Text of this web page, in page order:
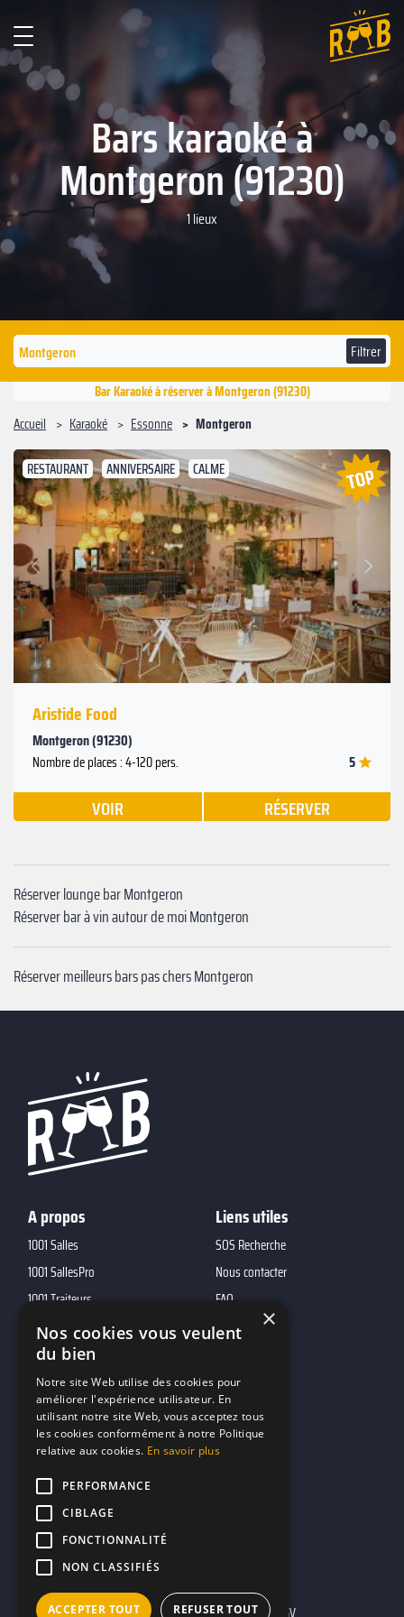
Bars karaoké à
Montgeron (91230)
1 lieux
Filtrer
Bar Karaoké à réserver à Montgeron (91230)
Accueil
Karaoké Essonne Montgeron
RESTAURANT ANNIVERSAIRE CALME
Précédent
Suivant
Aristide Food
Montgeron (91230)
Nombre de places : 4-120 pers. 5
VOIR RÉSERVER
Réserver lounge bar Montgeron
Réserver bar à vin autour de moi Montgeron
Réserver meilleurs bars pas chers Montgeron
A propos
1001 Salles
1001 SallesPro
1001 Traiteurs
1001 DJ
10h01
MP2
Liens utiles
SOS Recherche
Nous contacter
FAQ
Contacts
marketing@reserverunbar.fr
11 rue Maurice Grandcoing
94200 Ivry-sur-Seine
×
Nos cookies vous veulent
du bien
Notre site Web utilise des cookies pour
améliorer l'expérience utilisateur. En
utilisant notre site Web, vous acceptez tous
les cookies conformément à notre Politique
relative aux cookies. En savoir plus
PERFORMANCE
CIBLAGE
FONCTIONNALITÉ
NON CLASSIFIÉS
ACCEPTER TOUT REFUSER TOUT